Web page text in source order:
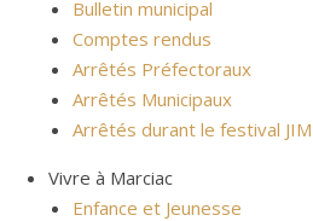
Bulletin municipal
Comptes rendus
Arrêtés Préfectoraux
Arrêtés Municipaux
Arrêtés durant le festival JIM
Vivre à Marciac
Enfance et Jeunesse